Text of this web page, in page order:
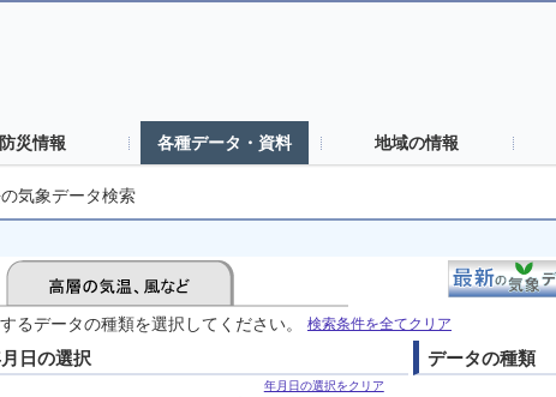
防災情報 各種データ・資料 地域の情報
気象データ検索
るデータの種類を選択してください。 検索条件を全てクリア
日の選択
年月日の選択をクリア
データの種類